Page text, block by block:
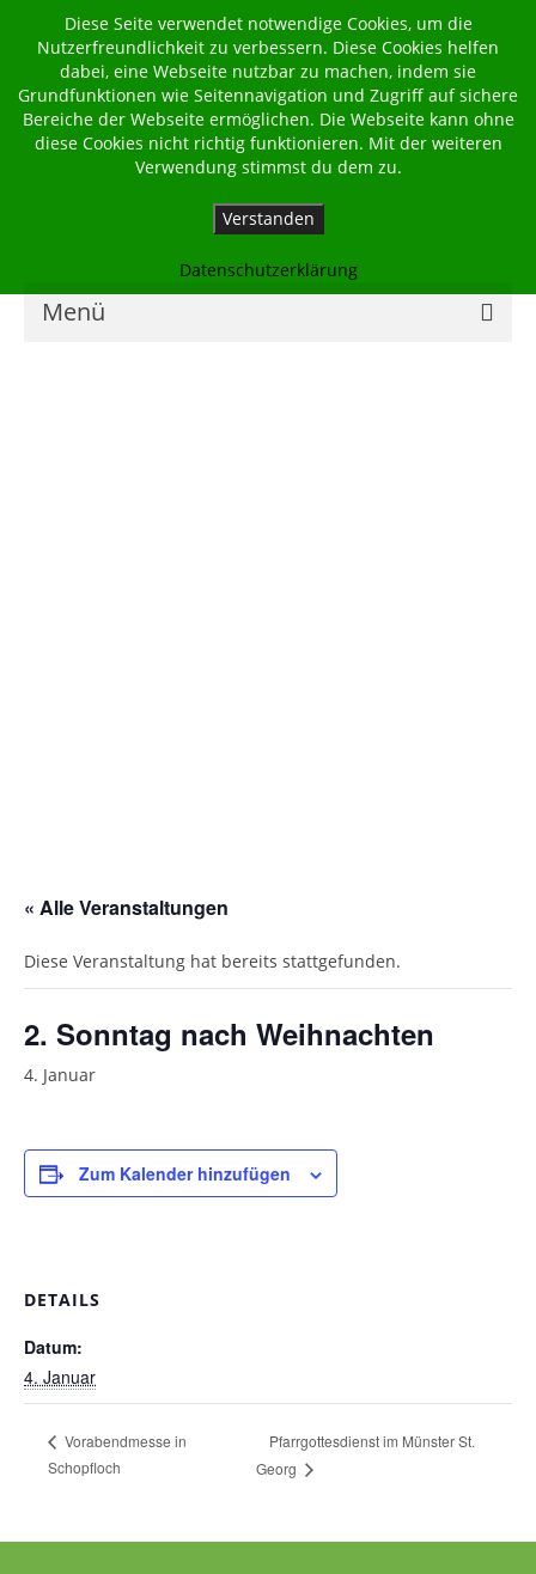
Menü
Kirchen
Münstergalerie
Geschichte
« Alle Veranstaltungen
Diese Veranstaltung hat bereits stattgefunden.
2. Sonntag nach Weihnachten
4. Januar
Zum Kalender hinzufügen
DETAILS
Datum:
4. Januar
Vorabendmesse in
Schopfloch
Pfarrgottesdienst im Münster St.
Georg
Diese Seite verwendet notwendige Cookies, um die
Nutzerfreundlichkeit zu verbessern. Diese Cookies helfen
dabei, eine Webseite nutzbar zu machen, indem sie
Grundfunktionen wie Seitennavigation und Zugriff auf sichere
Bereiche der Webseite ermöglichen. Die Webseite kann ohne
diese Cookies nicht richtig funktionieren. Mit der weiteren
Verwendung stimmst du dem zu.
Verstanden
Datenschutzerklärung